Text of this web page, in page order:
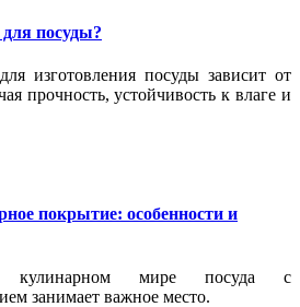
для посуды?
изготовления посуды зависит от
прочность, устойчивость к влаге и
покрытие: особенности и
кулинарном мире посуда с
занимает важное место.